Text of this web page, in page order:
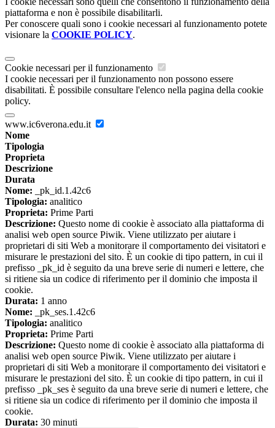
piattaforma e non è possibile disabilitarli.
Per conoscere quali sono i cookie necessari al funzionamento potete
visionare la COOKIE POLICY.
Cookie necessari per il funzionamento
I cookie necessari per il funzionamento non possono essere
disabilitati. È possibile consultare l'elenco nella pagina della cookie
policy.
www.ic6verona.edu.it
Nome
Tipologia
Proprieta
Descrizione
Durata
Nome: _pk_id.1.42c6
Tipologia: analitico
Proprieta: Prime Parti
Descrizione: Questo nome di cookie è associato alla piattaforma di
analisi web open source Piwik. Viene utilizzato per aiutare i
proprietari di siti Web a monitorare il comportamento dei visitatori e
misurare le prestazioni del sito. È un cookie di tipo pattern, in cui il
prefisso _pk_id è seguito da una breve serie di numeri e lettere, che
si ritiene sia un codice di riferimento per il dominio che imposta il
cookie.
Durata: 1 anno
Nome: _pk_ses.1.42c6
Tipologia: analitico
Proprieta: Prime Parti
Descrizione: Questo nome di cookie è associato alla piattaforma di
analisi web open source Piwik. Viene utilizzato per aiutare i
proprietari di siti Web a monitorare il comportamento dei visitatori e
misurare le prestazioni del sito. È un cookie di tipo pattern, in cui il
prefisso _pk_ses è seguito da una breve serie di numeri e lettere, che
si ritiene sia un codice di riferimento per il dominio che imposta il
cookie.
Durata: 30 minuti